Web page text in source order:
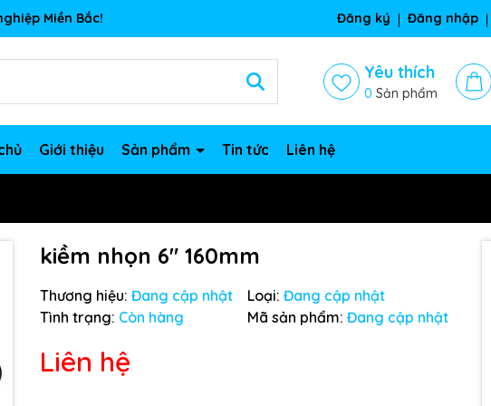
Miền Bắc! Đăng ký Đăng nhập
Yêu thích
0 Sản phẩm
Giới thiệu Sản phẩm Tin tức Liên hệ
kiềm nhọn 6" 160mm
Thương hiệu: Đang cập nhật Loại: Đang cập nhật
Tình trạng: Còn hàng Mã sản phẩm: Đang cập nhật
Liên hệ